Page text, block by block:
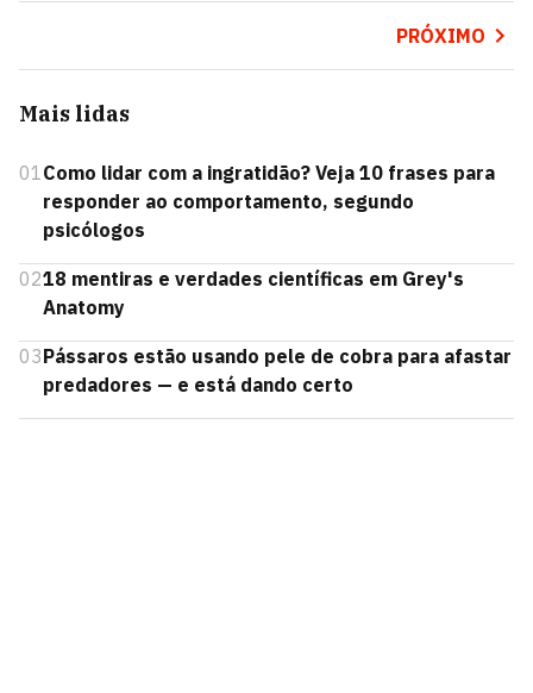
PRÓXIMO
Mais lidas
01Como lidar com a ingratidão? Veja 10 frases para
responder ao comportamento, segundo
psicólogos
0218 mentiras e verdades científicas em Grey's
Anatomy
03Pássaros estão usando pele de cobra para afastar
predadores — e está dando certo